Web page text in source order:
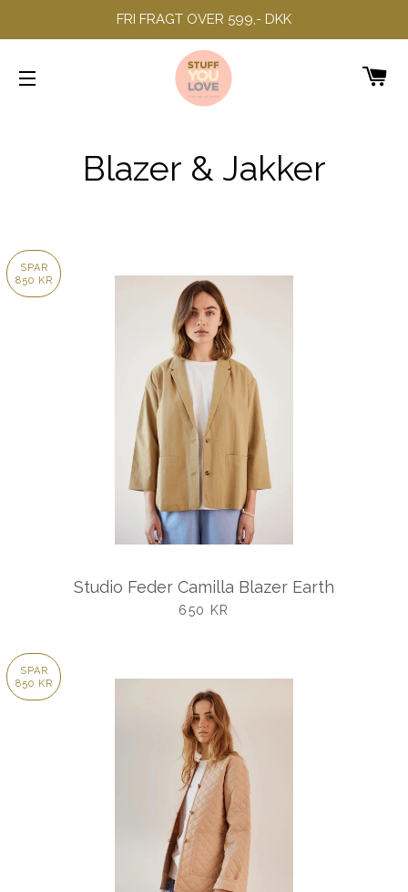
FRI FRAGT OVER 599,- DKK
Blazer & Jakker
SPAR
850 KR
Studio Feder Camilla Blazer Earth
UDSALGSPRIS
650 KR
SPAR
850 KR